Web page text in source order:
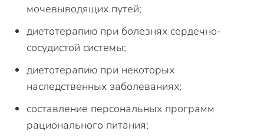
мочевыводящих путей;
диетотерапию при болезнях сердечно-
сосудистой системы;
диетотерапию при некоторых
наследственных заболеваниях;
составление персональных программ
рационального питания;